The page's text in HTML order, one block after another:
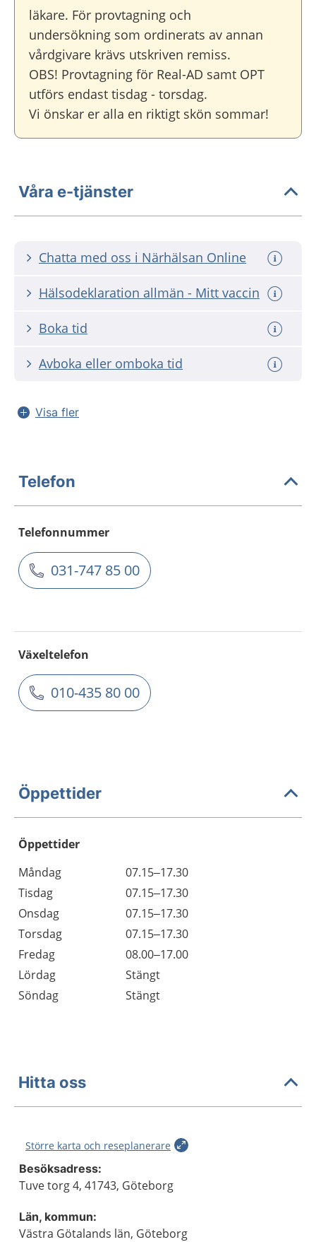
läkare. För provtagning och
undersökning som ordinerats av annan
vårdgivare krävs utskriven remiss.
OBS! Provtagning för Real-AD samt OPT
utförs endast tisdag - torsdag.
Vi önskar er alla en riktigt skön sommar!
Våra e-tjänster
Chatta med oss i Närhälsan Online
Hälsodeklaration allmän - Mitt vaccin
Boka tid
Avboka eller omboka tid
Visa fler
Telefon
Telefonnummer
031-747 85 00
Växeltelefon
010-435 80 00
Öppettider
Öppettider
Dag
Öppettider
Kommentarer
Måndag
07.15–17.30
Tisdag
07.15–17.30
Onsdag
07.15–17.30
Torsdag
07.15–17.30
Fredag
08.00–17.00
Lördag
Stängt
Söndag
Stängt
Hitta oss
Större karta och reseplanerare
Besöksadress:
Tuve torg 4, 41743, Göteborg
Län, kommun:
Västra Götalands län, Göteborg